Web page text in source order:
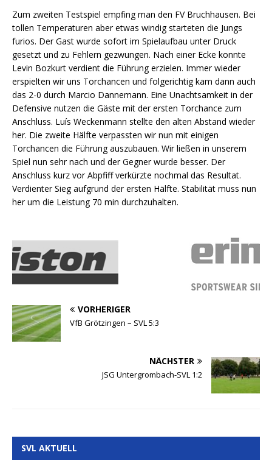
Zum zweiten Testspiel empfing man den FV Bruchhausen. Bei
tollen Temperaturen aber etwas windig starteten die Jungs
furios. Der Gast wurde sofort im Spielaufbau unter Druck
gesetzt und zu Fehlern gezwungen. Nach einer Ecke konnte
Levin Bozkurt verdient die Führung erzielen. Immer wieder
erspielten wir uns Torchancen und folgerichtig kam dann auch
das 2-0 durch Marcio Dannemann. Eine Unachtsamkeit in der
Defensive nutzen die Gäste mit der ersten Torchance zum
Anschluss. Luís Weckenmann stellte den alten Abstand wieder
her. Die zweite Hälfte verpassten wir nun mit einigen
Torchancen die Führung auszubauen. Wir ließen in unserem
Spiel nun sehr nach und der Gegner wurde besser. Der
Anschluss kurz vor Abpfiff verkürzte nochmal das Resultat.
Verdienter Sieg aufgrund der ersten Hälfte. Stabilität muss nun
her um die Leistung 70 min durchzuhalten.
VORHERIGER
VfB Grötzingen – SVL 5:3
NÄCHSTER
JSG Untergrombach-SVL 1:2
SVL AKTUELL